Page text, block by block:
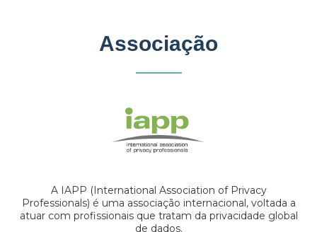
Associação
A IAPP (International Association of Privacy
Professionals) é uma associação internacional, voltada a
atuar com profissionais que tratam da privacidade global
de dados.